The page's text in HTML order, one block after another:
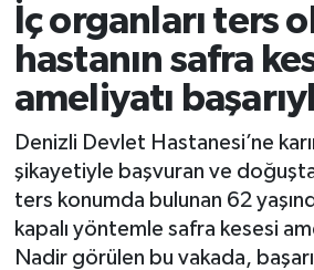
İç organları ters
hastanın safra
ameliyatı
Denizli Devlet Hastanesi’ne
şikayetiyle başvuran ve
ters konumda bulunan 62
kapalı yöntemle safra kesesi
Nadir görülen bu vakada,
SİYASET
SAĞLIK
EKONOMİ
KÜLTÜR SANAT
SPOR
Denizli Trafik Yoğunluk
Süper Lig Puan Durumu ve
Tüm Manşetler
Son Dakika Haberleri
Haber Arşivi